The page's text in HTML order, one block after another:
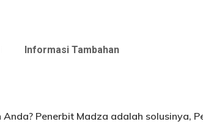
Informasi Tambahan
Penerbit Madza adalah solusinya,